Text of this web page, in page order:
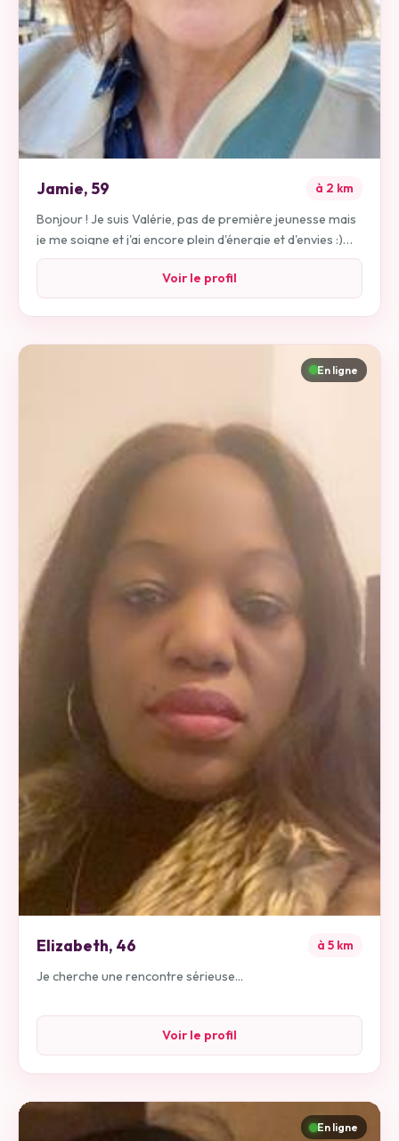
Jamie,59 à 2 km
Bonjour ! Je suis Valérie, pas de première jeunesse mais
je me soigne et j'ai encore plein d'énergie et d'envies :)
J'aime sortir, marcher (randos), aller au ciné, au théatre,
au concert, voir des expos, me ballader à Paris et
ailleurs, rire, j'aime aussi bien manger et j'apprécie
d'arroser çà d'un bon vin; Je suis engagée dans une asso
pour la protection de l'environnement, je m'intéresse à la
politique, aux relations sociales et aux gens au général .
J'ai aussi des loisirs de mémère, genre lire, rester
Normande d'origine, je vis et travaille en banlieue sud
proche de Paris. Physiquement, la hauteur sous plafond
n'est pas bien grande, ya un peu de kilos en trop à mon
goût, mais je suis en bonne santé :) Au plaisir d'échanger
Voir le profil
En ligne
Elizabeth, 46 à 5 km
Je cherche une rencontre sérieuse...
Voir le profil
En ligne